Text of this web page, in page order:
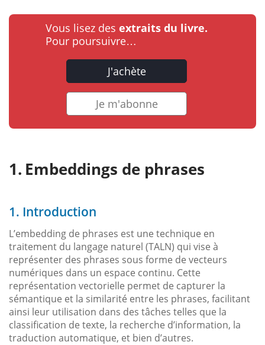
Vous lisez des extraits du livre.
Pour poursuivre…
J'achète
Je m'abonne
Embeddings de phrases
1. Introduction
L’embedding de phrases est une technique en
traitement du langage naturel (TALN) qui vise à
représenter des phrases sous forme de vecteurs
numériques dans un espace continu. Cette
représentation vectorielle permet de capturer la
sémantique et la similarité entre les phrases, facilitant
ainsi leur utilisation dans des tâches telles que la
classification de texte, la recherche d’information, la
traduction automatique, et bien d’autres.